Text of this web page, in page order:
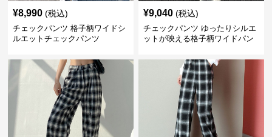
¥8,990 (税込)
チェックパンツ 格子柄ワイドシ
ルエットチェックパンツ
¥9,040 (税込)
チェックパンツ ゆったりシルエ
ットが映える格子柄ワイドパン